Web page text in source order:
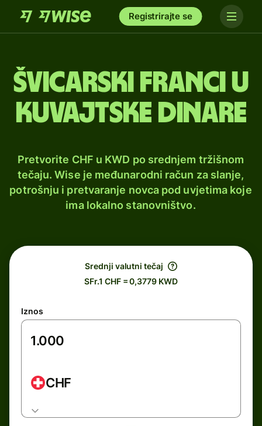
Registrirajte se
Švicarski franci u
kuvajtske dinare
Pretvorite CHF u KWD po srednjem tržišnom
tečaju. Wise je međunarodni račun za slanje,
potrošnju i pretvaranje novca pod uvjetima koje
ima lokalno stanovništvo.
Srednji valutni tečaj
SFr.1 CHF = 0,3779 KWD
Iznos
CHF